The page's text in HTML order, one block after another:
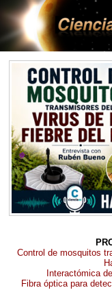
Control de mosquitos
Interactómica
Fibra óptica para